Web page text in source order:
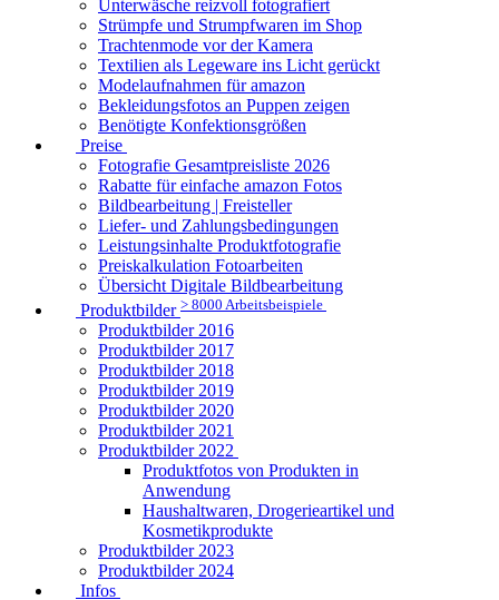
Unterwäsche reizvoll fotografiert
Strümpfe und Strumpfwaren im Shop
Trachtenmode vor der Kamera
Textilien als Legeware ins Licht gerückt
Modelaufnahmen für amazon
Bekleidungsfotos an Puppen zeigen
Benötigte Konfektionsgrößen
Preise
Fotografie Gesamtpreisliste 2026
Rabatte für einfache amazon Fotos
Bildbearbeitung | Freisteller
Liefer- und Zahlungsbedingungen
Leistungsinhalte Produktfotografie
Preiskalkulation Fotoarbeiten
Übersicht Digitale Bildbearbeitung
Produktbilder > 8000 Arbeitsbeispiele
Produktbilder 2016
Produktbilder 2017
Produktbilder 2018
Produktbilder 2019
Produktbilder 2020
Produktbilder 2021
Produktbilder 2022
Produktfotos von Produkten in
Anwendung
Haushaltwaren, Drogerieartikel und
Kosmetikprodukte
Produktbilder 2023
Produktbilder 2024
Infos